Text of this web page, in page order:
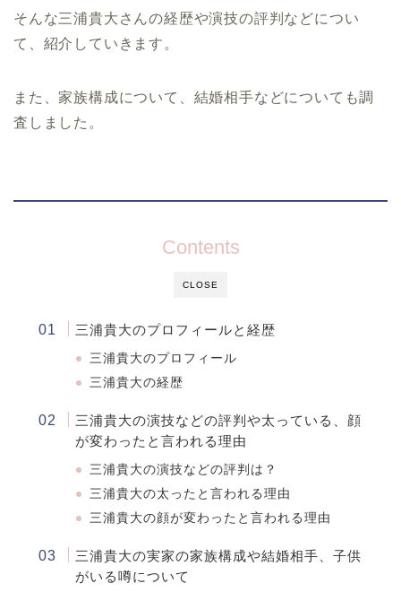
そんな三浦貴大さんの経歴や演技の評判などについ
て、紹介していきます。
また、家族構成について、結婚相手などについても調
査しました。
CLOSE
Contents
三浦貴大のプロフィールと経歴
三浦貴大のプロフィール
三浦貴大の経歴
三浦貴大の演技などの評判や太っている、顔
が変わったと言われる理由
三浦貴大の演技などの評判は？
三浦貴大の太ったと言われる理由
三浦貴大の顔が変わったと言われる理由
三浦貴大の実家の家族構成や結婚相手、子供
がいる噂について